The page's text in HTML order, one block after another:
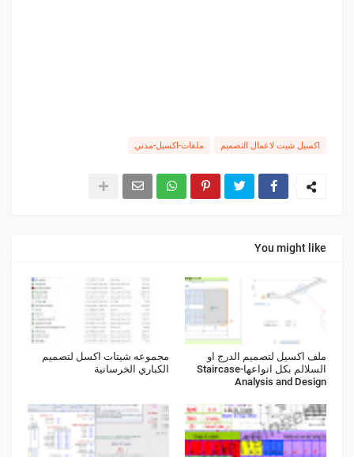
اكسيل شيت لاعمال التصميم ملفات-اكسيل-مدني
You might like
ملف اكسيل لتصميم الدرج او
السلالم بكل انواعها-Staircase
Analysis and Design
مجموعه شيتات اكسل لتصميم
الكباري الخرسانية